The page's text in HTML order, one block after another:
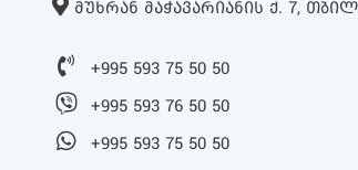
ᲛᲣᲮᲠᲐᲜ ᲛᲐᲭᲐᲕᲐᲠᲘᲐᲜᲘᲡ Ქ. 7,
+995 593 75 50 50
+995 593 76 50 50
+995 593 75 50 50